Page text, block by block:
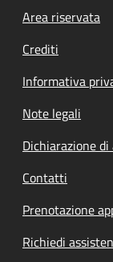
Footer
Area riservata
Crediti
Informativa
Note legali
Dichiarazione
Contatti
Prenotazione
Richiedi